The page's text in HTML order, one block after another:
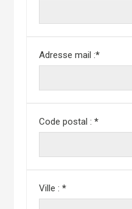
Adresse mail :*
Code postal :*
Ville :*